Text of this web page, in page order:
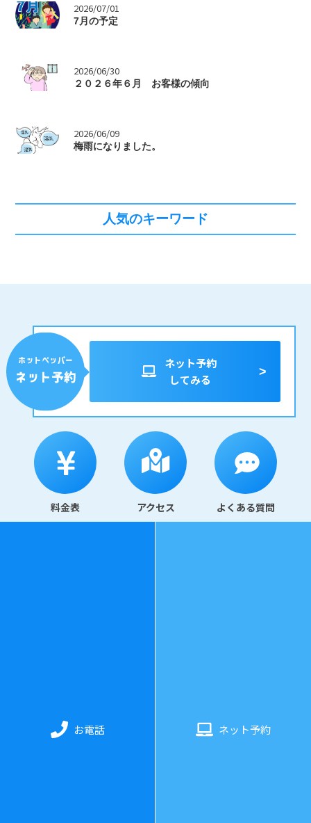
お電話 ネット予約
> 2026/07/01
7月の予定
> 2026/06/30
２０２６年６月 お客様の傾向
> 2026/06/09
梅雨になりました。
人気のキーワード
ネット予約
してみる
料金表 アクセス よくある質問
0）